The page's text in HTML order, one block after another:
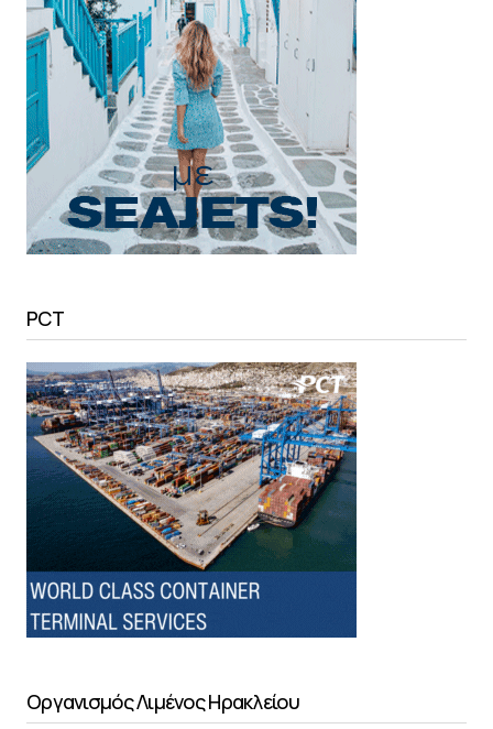
PCT
Οργανισμός Λιμένος Ηρακλείου